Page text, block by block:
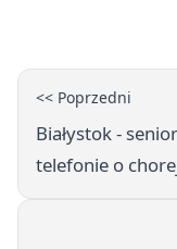
<< Poprzedni
Białystok -
telefonie o